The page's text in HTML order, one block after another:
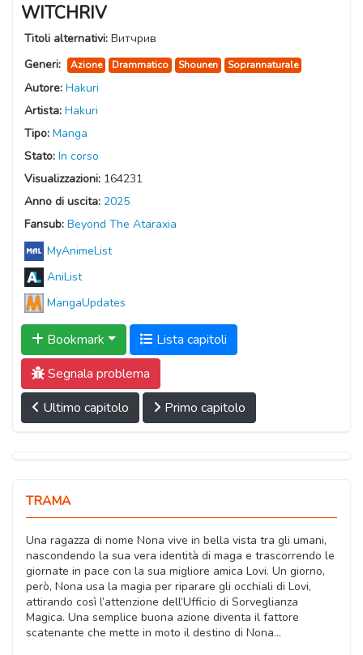
WITCHRIV
Titoli alternativi: Витчрив
Generi:
Azione Drammatico Shounen Soprannaturale
Autore: Hakuri
Artista: Hakuri
Tipo: Manga
Stato: In corso
Visualizzazioni: 164231
Anno di uscita: 2025
Fansub: Beyond The Ataraxia
MyAnimeList
AniList
MangaUpdates
Bookmark
Lista capitoli
Segnala problema
Ultimo capitolo
Primo capitolo
TRAMA
Una ragazza di nome Nona vive in bella vista tra gli umani,
nascondendo la sua vera identità di maga e trascorrendo le
giornate in pace con la sua migliore amica Lovi. Un giorno,
però, Nona usa la magia per riparare gli occhiali di Lovi,
attirando così l’attenzione dell’Ufficio di Sorveglianza
Magica. Una semplice buona azione diventa il fattore
scatenante che mette in moto il destino di Nona…